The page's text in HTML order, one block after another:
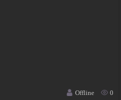
Offline
0